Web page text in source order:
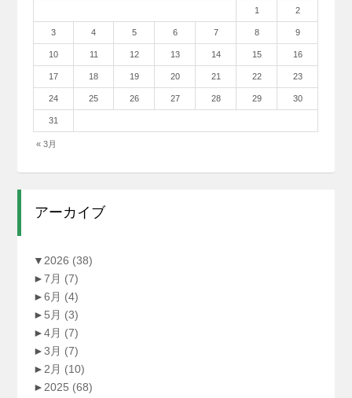
« 3月
1 2
3 4 5 6 7 8 9
10 11 12 13 14 15 16
17 18 19 20 21 22 23
24 25 26 27 28 29 30
31
アーカイブ
▼2026 (38)
►7月 (7)
►6月 (4)
► 5月 (3)
►4月 (7)
►3月 (7)
►2月 (10)
►2025 (68)